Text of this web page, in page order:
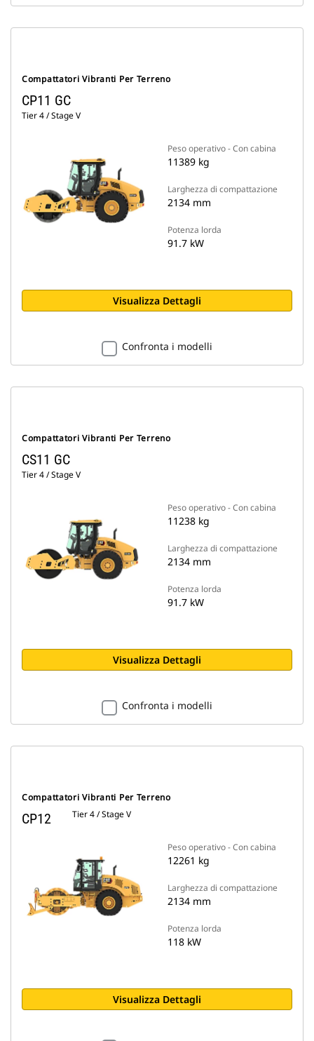
Compattatori Vibranti Per Terreno
CP11 GC
Tier 4 / Stage V
Peso operativo - Con cabina
11389 kg
Larghezza di compattazione
2134 mm
Potenza lorda
91.7 kW
Visualizza Dettagli
Confronta i modelli
Compattatori Vibranti Per Terreno
CS11 GC
Tier 4 / Stage V
Peso operativo - Con cabina
11238 kg
Larghezza di compattazione
2134 mm
Potenza lorda
91.7 kW
Visualizza Dettagli
Confronta i modelli
Compattatori Vibranti Per Terreno
CP12 Tier 4 / Stage V
Peso operativo - Con cabina
12261 kg
Larghezza di compattazione
2134 mm
Potenza lorda
118 kW
Visualizza Dettagli